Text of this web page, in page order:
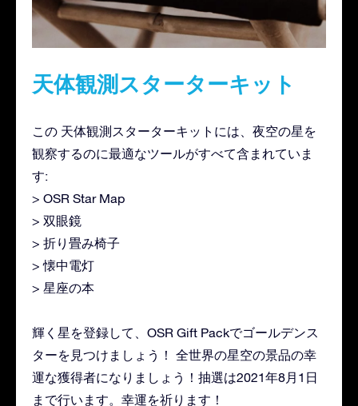
天体観測スターターキット
この 天体観測スターターキットには、夜空の星を
観察するのに最適なツールがすべて含まれていま
す:
> OSR Star Map
> 双眼鏡
> 折り畳み椅子
> 懐中電灯
> 星座の本
輝く星を登録して、OSR Gift Packでゴールデンス
ターを見つけましょう！ 全世界の星空の景品の幸
運な獲得者になりましょう！抽選は2021年8月1日
まで行います。幸運を祈ります！